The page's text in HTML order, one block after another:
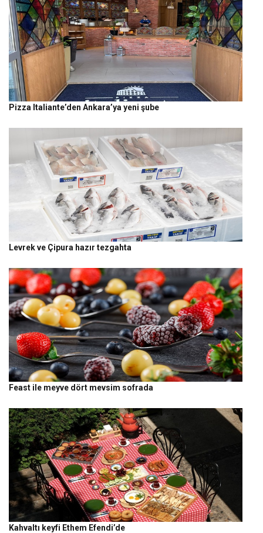
Pizza Italiante’den Ankara’ya yeni şube
Levrek ve Çipura hazır tezgahta
Feast ile meyve dört mevsim sofrada
Kahvaltı keyfi Ethem Efendi’de